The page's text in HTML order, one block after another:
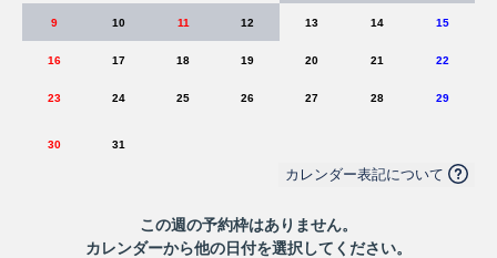
9 10 11 12 13 14 15
16 17 18 19 20 21 22
23 24 25 26 27 28 29
30 31
カレンダー表記について
この週の予約枠はありません。
カレンダーから他の日付を選択してください。